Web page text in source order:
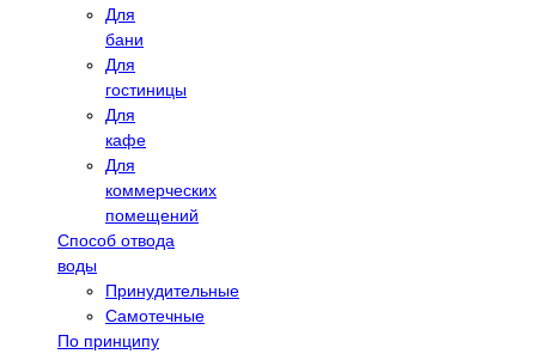
Для
бани
Для
гостиницы
Для
кафе
Для
коммерческих
помещений
Способ отвода
воды
Принудительные
Самотечные
По принципу